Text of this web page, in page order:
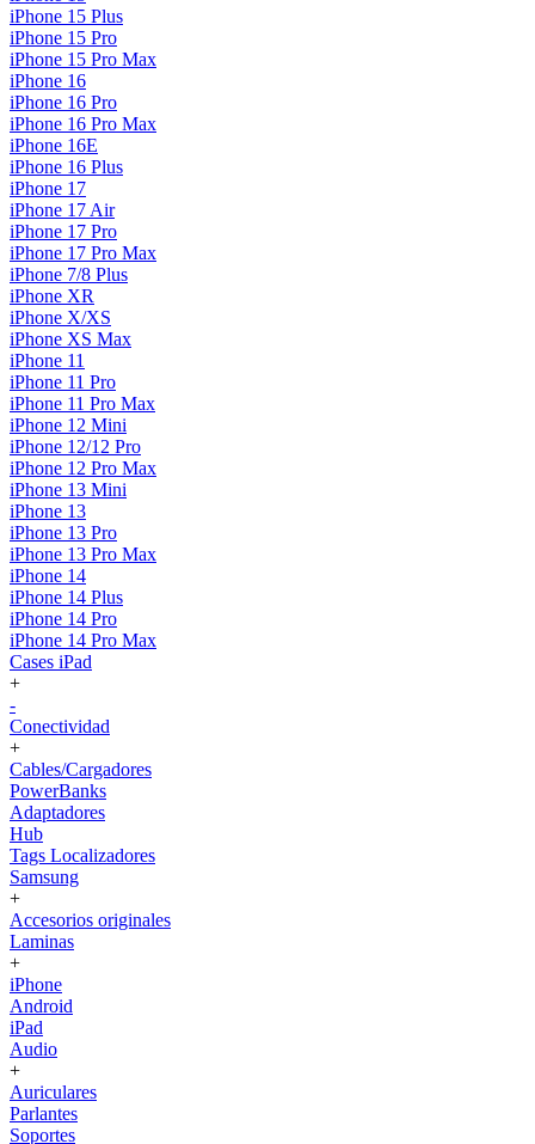
iPhone 15 Plus
iPhone 15 Pro
iPhone 15 Pro Max
iPhone 16
iPhone 16 Pro
iPhone 16 Pro Max
iPhone 16E
iPhone 16 Plus
iPhone 17
iPhone 17 Air
iPhone 17 Pro
iPhone 17 Pro Max
iPhone 7/8 Plus
iPhone XR
iPhone X/XS
iPhone XS Max
iPhone 11
iPhone 11 Pro
iPhone 11 Pro Max
iPhone 12 Mini
iPhone 12/12 Pro
iPhone 12 Pro Max
iPhone 13 Mini
iPhone 13
iPhone 13 Pro
iPhone 13 Pro Max
iPhone 14
iPhone 14 Plus
iPhone 14 Pro
iPhone 14 Pro Max
Cases iPad
+
-
Conectividad
+
Cables/Cargadores
PowerBanks
Adaptadores
Hub
Tags Localizadores
Samsung
+
Accesorios originales
Laminas
+
iPhone
Android
iPad
Audio
+
Auriculares
Parlantes
Soportes